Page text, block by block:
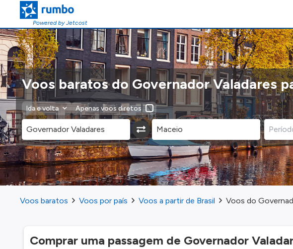
Powered by Jetcost
Voos baratos do Governador Valadares
Ida e volta Apenas voos diretos
Voos baratos Voos por país Voos a partir de Brasil Voos do
Comprar uma passagem de Governador